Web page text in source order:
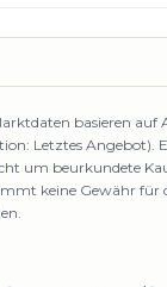
basieren auf
Letztes Angebot).
um beurkundete
keine Gewähr für